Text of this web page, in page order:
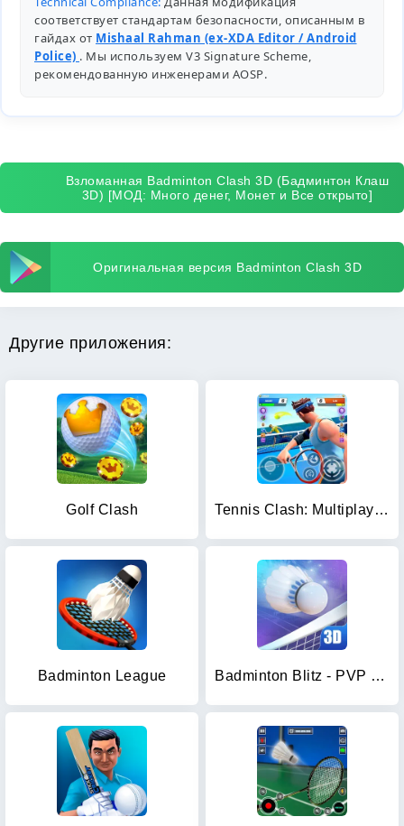
соответствует стандартам безопасности, описанным в
гайдах от Mishaal Rahman (ex-XDA Editor / Android
Police) . Мы используем V3 Signature Scheme,
рекомендованную инженерами AOSP.
Взломанная Badminton Clash 3D (Бадминтон Клаш
3D) [МОД: Много денег, Монет и Все открыто]
Оригинальная версия Badminton Clash 3D
Другие приложения:
Golf Clash Tennis Clash: Multiplayer Game
Badminton League Badminton Blitz - PVP online